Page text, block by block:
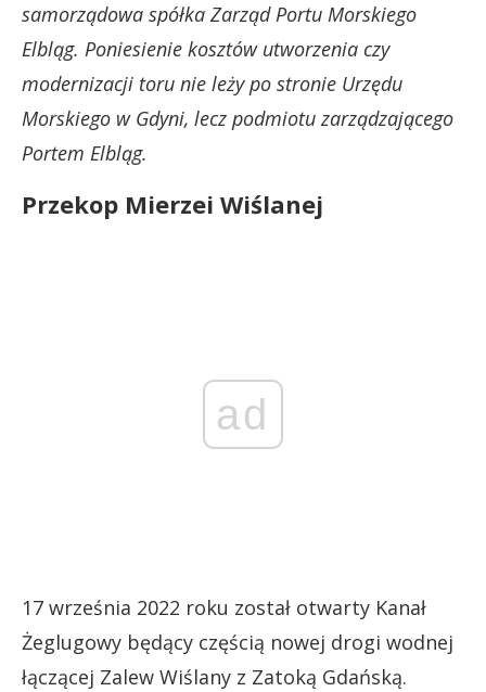
samorządowa spółka Zarząd Portu Morskiego
Elbląg. Poniesienie kosztów utworzenia czy
modernizacji toru nie leży po stronie Urzędu
Morskiego w Gdyni, lecz podmiotu zarządzającego
Portem Elbląg.
Przekop Mierzei Wiślanej
ad
17 września 2022 roku został otwarty Kanał
Żeglugowy będący częścią nowej drogi wodnej
łączącej Zalew Wiślany z Zatoką Gdańską.